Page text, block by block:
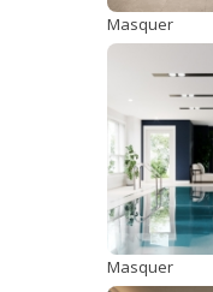
Masquer
Masquer